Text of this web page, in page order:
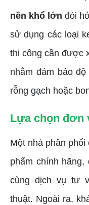
nền khổ lớn đòi
sử dụng các loại
thi công cần được
nhằm đảm bảo
rỗng gạch hoặc
Lựa chọn đơn
Một nhà phân
phẩm chính
cùng dịch vụ tư
thuật. Ngoài ra,